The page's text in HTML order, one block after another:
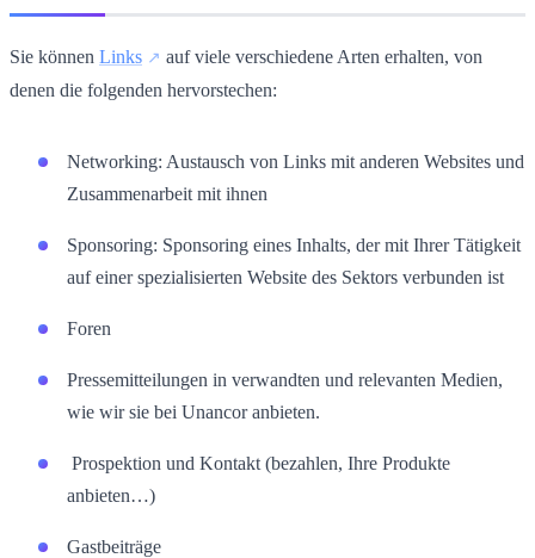
Sie können Links
auf viele verschiedene Arten erhalten, von
denen die folgenden hervorstechen:
Networking: Austausch von Links mit anderen Websites und
Zusammenarbeit mit ihnen
Sponsoring: Sponsoring eines Inhalts, der mit Ihrer Tätigkeit
auf einer spezialisierten Website des Sektors verbunden ist
Foren
Pressemitteilungen in verwandten und relevanten Medien,
wie wir sie bei Unancor anbieten.
Prospektion und Kontakt (bezahlen, Ihre Produkte
anbieten…)
Gastbeiträge